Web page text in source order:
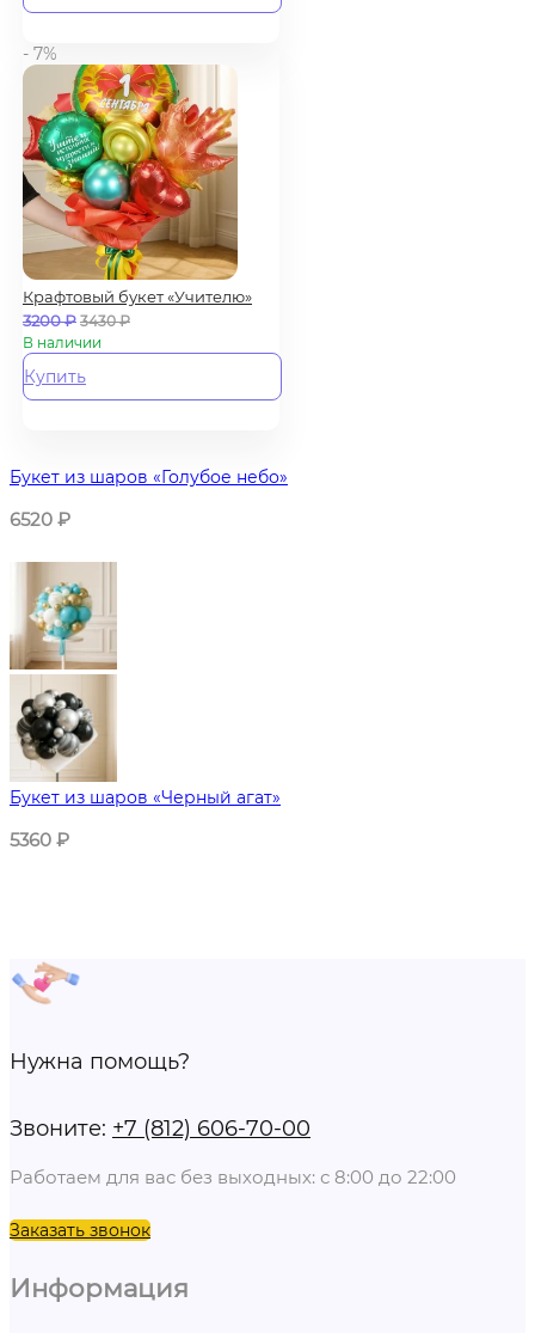
- 7%
Крафтовый букет «Учителю»
3200₽ 3430₽
В наличии
Купить
Букет из шаров «Голубое небо»
6520 ₽
Букет из шаров «Черный агат»
5360 ₽
Нужна помощь?
Звоните: +7 (812) 606-70-00
Работаем для вас без выходных: с 8:00 до 22:00
Заказать звонок
Информация